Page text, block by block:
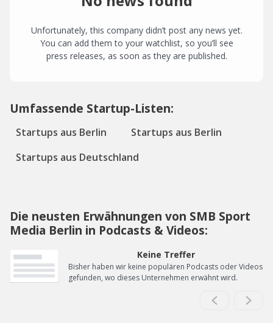
Unfortunately, this company didn’t post any news yet.
You can add them to your watchlist, so you’ll see
press releases, as soon as they are published.
Umfassende Startup-Listen:
Startups aus Berlin
Startups aus Berlin
Startups aus Deutschland
Die neusten Erwähnungen von SMB Sport
Media Berlin in Podcasts & Videos:
Keine Treffer
Bisher haben wir keine populären Podcasts oder Videos
gefunden, wo dieses Unternehmen erwähnt wird.